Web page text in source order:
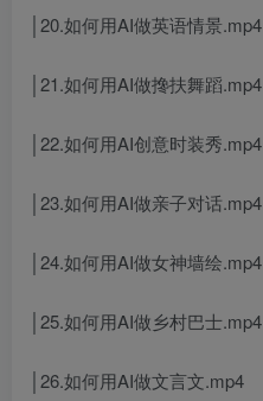
│20.如何用AI做英语情景.mp4
│21.如何用AI做搀扶舞蹈.mp4
│22.如何用AI创意时装秀.mp4
│23.如何用AI做亲子对话.mp4
│24.如何用AI做女神墙绘.mp4
│25.如何用AI做乡村巴士.mp4
│26.如何用AI做文言文.mp4